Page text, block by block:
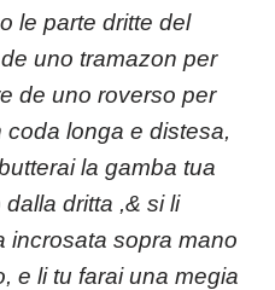
le parte dritte del
uno tramazon per
de uno roverso per
longa e distesa,
la gamba tua
dritta ,& si li
incrosata sopra mano
e li tu farai una megia